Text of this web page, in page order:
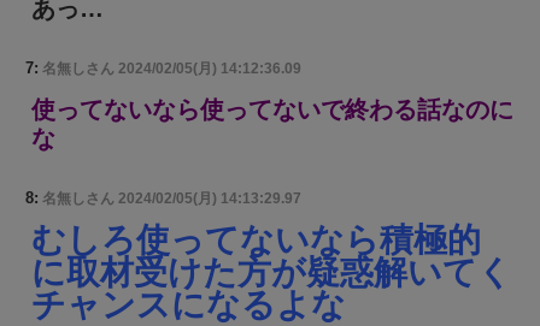
あっ…
7: 名無しさん 2024/02/05(月) 14:12:36.09
使ってないなら使ってないで終わる話なのに
な
8: 名無しさん 2024/02/05(月) 14:13:29.97
むしろ使ってないなら積極的
に取材受けた方が疑惑解いてく
チャンスになるよな